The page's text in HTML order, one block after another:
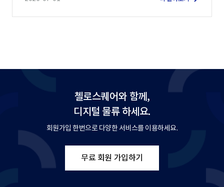
첼로스퀘어와 함께,
디지털 물류 하세요.
회원가입 한번으로 다양한 서비스를 이용하세요.
무료 회원 가입하기